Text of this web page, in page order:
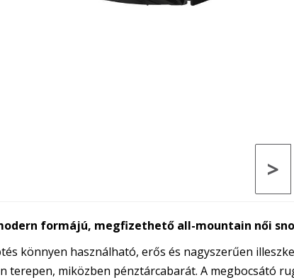
>
modern formájú, megfizethető all-mountain női
könnyen használható, erős és nagyszerűen
terepen, miközben pénztárcabarát. A megbocsátó